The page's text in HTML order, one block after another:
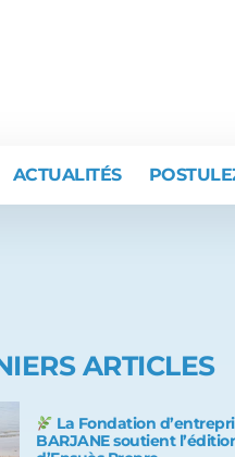
ACTUALITÉS
ARTICLES
La Fondation
BARJANE soutient